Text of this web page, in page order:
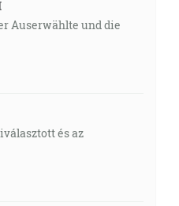
Auserwählte und die
és az